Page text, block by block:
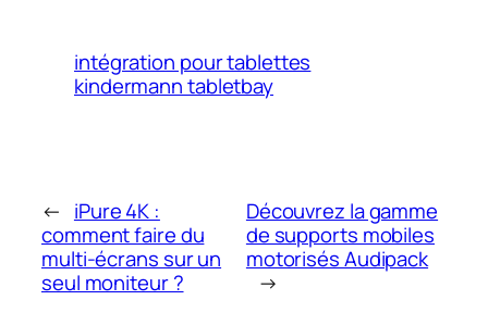
intégration pour tablettes
kindermann tabletbay
← iPure 4K :
comment faire du
multi-écrans sur un
seul moniteur ?
Découvrez la gamme
de supports mobiles
motorisés Audipack
→